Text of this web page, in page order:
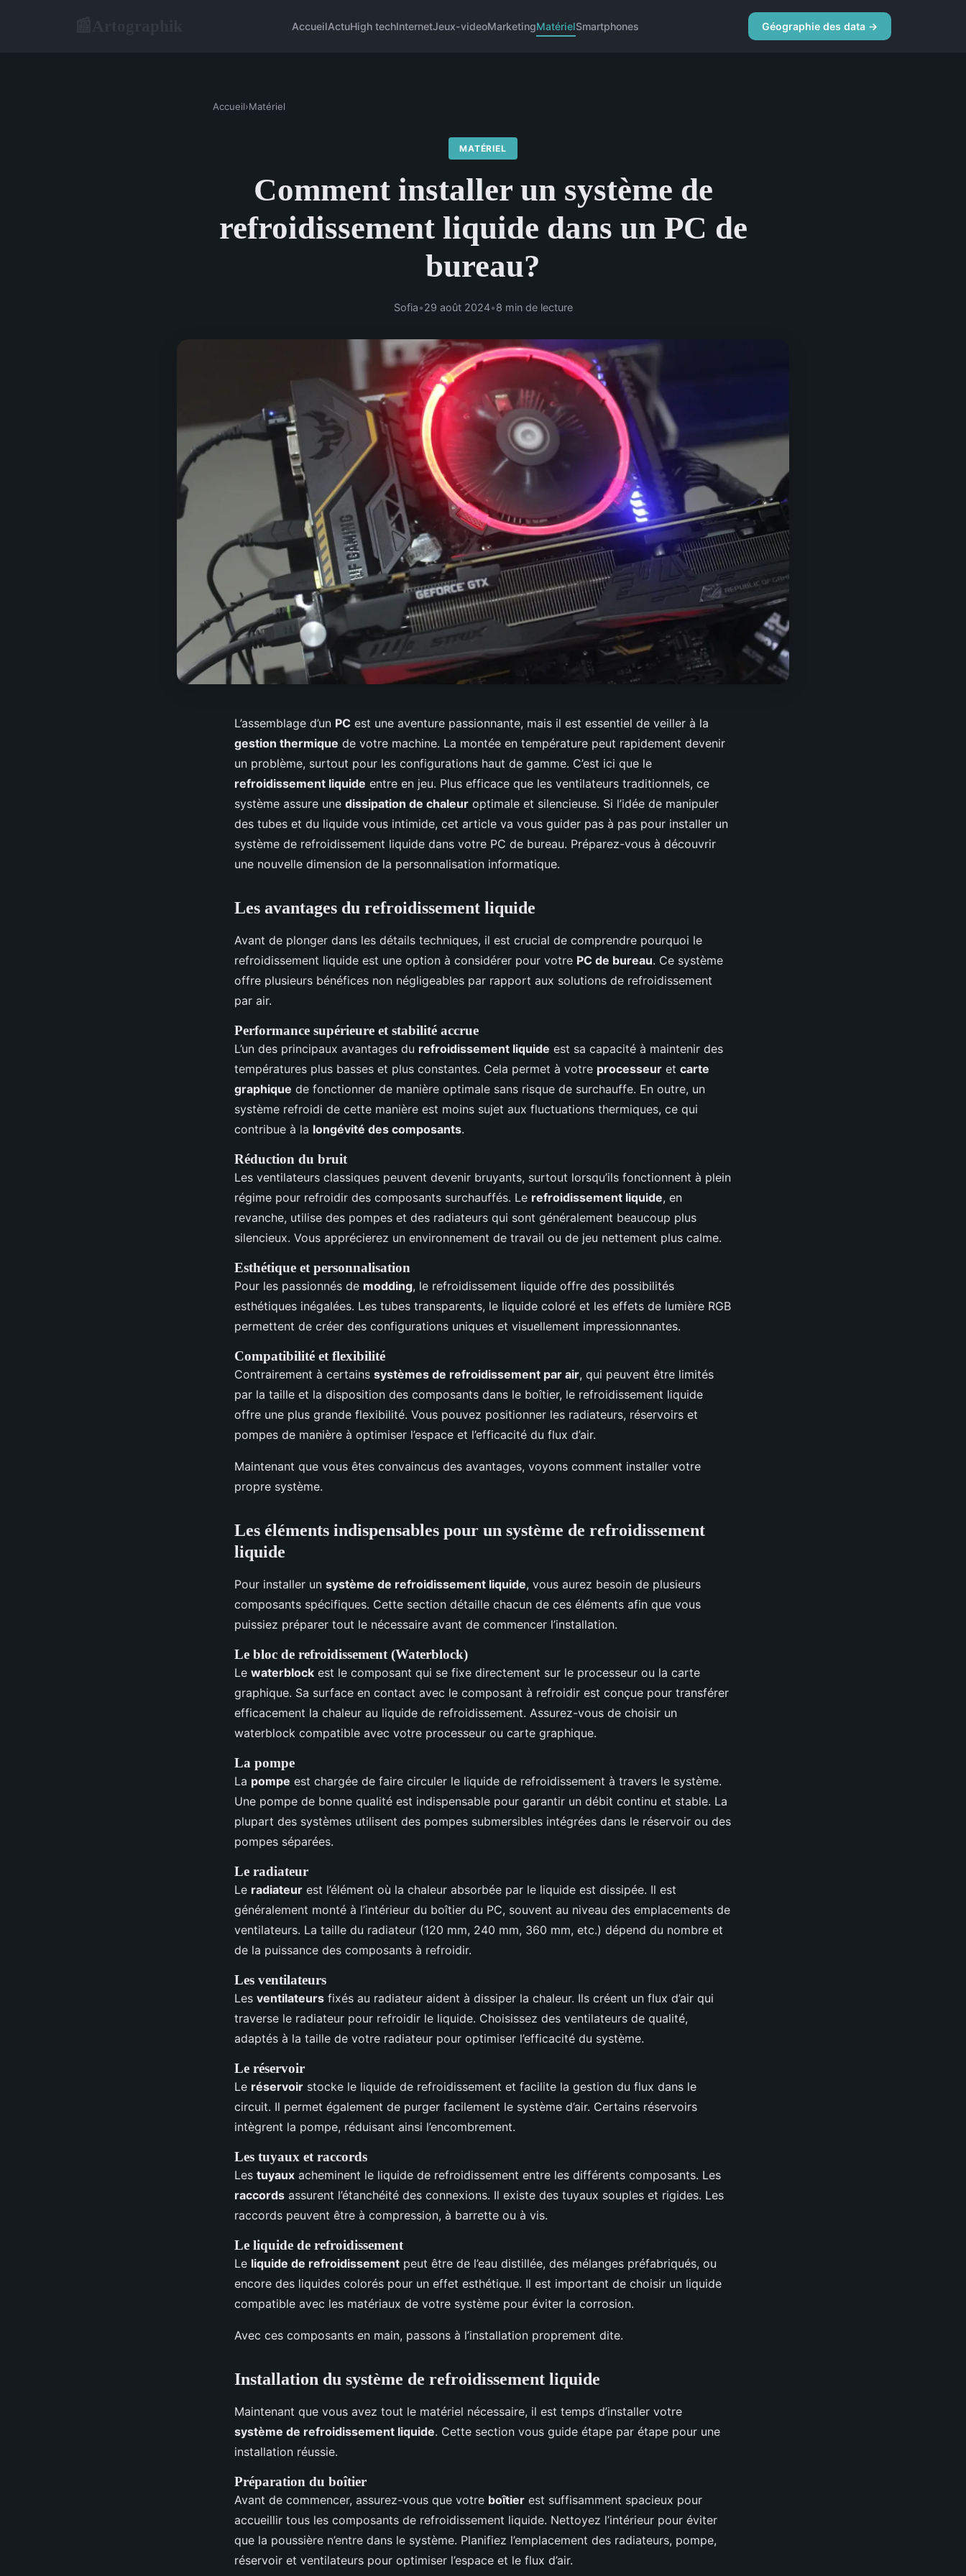
AccueilActuHigh techInternetJeux-videoMarketingMatérielSmartphones Géographie des data →
Accueil›Matériel
MATÉRIEL
Comment installer un système de
refroidissement liquide dans un PC de
bureau?
Sofia•29 août 2024•8 min de lecture
L’assemblage d’un PC est une aventure passionnante, mais il est essentiel de veiller à la
gestion thermique de votre machine. La montée en température peut rapidement devenir
un problème, surtout pour les configurations haut de gamme. C’est ici que le
refroidissement liquide entre en jeu. Plus efficace que les ventilateurs traditionnels, ce
système assure une dissipation de chaleur optimale et silencieuse. Si l’idée de manipuler
des tubes et du liquide vous intimide, cet article va vous guider pas à pas pour installer un
système de refroidissement liquide dans votre PC de bureau. Préparez-vous à découvrir
une nouvelle dimension de la personnalisation informatique.
Les avantages du refroidissement liquide
Avant de plonger dans les détails techniques, il est crucial de comprendre pourquoi le
refroidissement liquide est une option à considérer pour votre PC de bureau. Ce système
offre plusieurs bénéfices non négligeables par rapport aux solutions de refroidissement
par air.
Performance supérieure et stabilité accrue
L’un des principaux avantages du refroidissement liquide est sa capacité à maintenir des
températures plus basses et plus constantes. Cela permet à votre processeur et carte
graphique de fonctionner de manière optimale sans risque de surchauffe. En outre, un
système refroidi de cette manière est moins sujet aux fluctuations thermiques, ce qui
contribue à la longévité des composants.
Réduction du bruit
Les ventilateurs classiques peuvent devenir bruyants, surtout lorsqu’ils fonctionnent à plein
régime pour refroidir des composants surchauffés. Le refroidissement liquide, en
revanche, utilise des pompes et des radiateurs qui sont généralement beaucoup plus
silencieux. Vous apprécierez un environnement de travail ou de jeu nettement plus calme.
Esthétique et personnalisation
Pour les passionnés de modding, le refroidissement liquide offre des possibilités
esthétiques inégalées. Les tubes transparents, le liquide coloré et les effets de lumière RGB
permettent de créer des configurations uniques et visuellement impressionnantes.
Compatibilité et flexibilité
Contrairement à certains systèmes de refroidissement par air, qui peuvent être limités
par la taille et la disposition des composants dans le boîtier, le refroidissement liquide
offre une plus grande flexibilité. Vous pouvez positionner les radiateurs, réservoirs et
pompes de manière à optimiser l’espace et l’efficacité du flux d’air.
Maintenant que vous êtes convaincus des avantages, voyons comment installer votre
propre système.
Les éléments indispensables pour un système de refroidissement
liquide
Pour installer un système de refroidissement liquide, vous aurez besoin de plusieurs
composants spécifiques. Cette section détaille chacun de ces éléments afin que vous
puissiez préparer tout le nécessaire avant de commencer l’installation.
Le bloc de refroidissement (Waterblock)
Le waterblock est le composant qui se fixe directement sur le processeur ou la carte
graphique. Sa surface en contact avec le composant à refroidir est conçue pour transférer
efficacement la chaleur au liquide de refroidissement. Assurez-vous de choisir un
waterblock compatible avec votre processeur ou carte graphique.
La pompe
La pompe est chargée de faire circuler le liquide de refroidissement à travers le système.
Une pompe de bonne qualité est indispensable pour garantir un débit continu et stable. La
plupart des systèmes utilisent des pompes submersibles intégrées dans le réservoir ou des
pompes séparées.
Le radiateur
Le radiateur est l’élément où la chaleur absorbée par le liquide est dissipée. Il est
généralement monté à l’intérieur du boîtier du PC, souvent au niveau des emplacements de
ventilateurs. La taille du radiateur (120 mm, 240 mm, 360 mm, etc.) dépend du nombre et
de la puissance des composants à refroidir.
Les ventilateurs
Les ventilateurs fixés au radiateur aident à dissiper la chaleur. Ils créent un flux d’air qui
traverse le radiateur pour refroidir le liquide. Choisissez des ventilateurs de qualité,
adaptés à la taille de votre radiateur pour optimiser l’efficacité du système.
Le réservoir
Le réservoir stocke le liquide de refroidissement et facilite la gestion du flux dans le
circuit. Il permet également de purger facilement le système d’air. Certains réservoirs
intègrent la pompe, réduisant ainsi l’encombrement.
Les tuyaux et raccords
Les tuyaux acheminent le liquide de refroidissement entre les différents composants. Les
raccords assurent l’étanchéité des connexions. Il existe des tuyaux souples et rigides. Les
raccords peuvent être à compression, à barrette ou à vis.
Le liquide de refroidissement
Le liquide de refroidissement peut être de l’eau distillée, des mélanges préfabriqués, ou
encore des liquides colorés pour un effet esthétique. Il est important de choisir un liquide
compatible avec les matériaux de votre système pour éviter la corrosion.
Avec ces composants en main, passons à l’installation proprement dite.
Installation du système de refroidissement liquide
Maintenant que vous avez tout le matériel nécessaire, il est temps d’installer votre
système de refroidissement liquide. Cette section vous guide étape par étape pour une
installation réussie.
Préparation du boîtier
Avant de commencer, assurez-vous que votre boîtier est suffisamment spacieux pour
accueillir tous les composants de refroidissement liquide. Nettoyez l’intérieur pour éviter
que la poussière n’entre dans le système. Planifiez l’emplacement des radiateurs, pompe,
réservoir et ventilateurs pour optimiser l’espace et le flux d’air.